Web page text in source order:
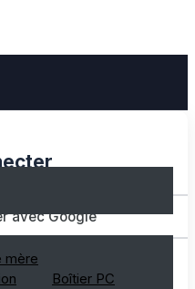
mère
Boîtier PC
avec Google